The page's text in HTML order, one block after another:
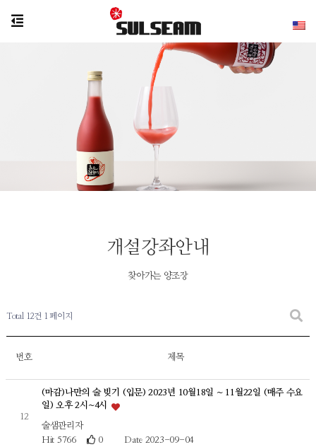
개설강좌안내
찾아가는 양조장
Total 12건 1 페이지
번호 제목
12
(마감)나만의 술 빚기 (입문) 2023년 10월18일 ~ 11월22일 (매주 수요
일) 오후 2시~4시
술샘관리자
Hit 5766
0 Date 2023-09-04